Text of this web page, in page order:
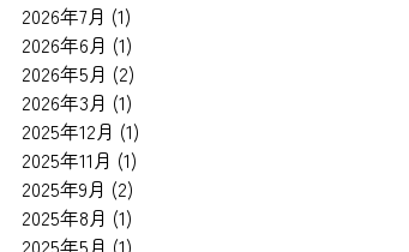
2026年7月 (1)
2026年6月 (1)
2026年5月 (2)
2026年3月 (1)
2025年12月 (1)
2025年11月 (1)
2025年9月 (2)
2025年8月 (1)
2025年5月 (1)